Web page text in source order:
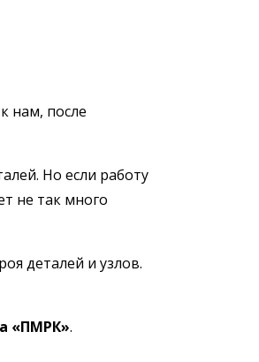
нам, после
Но если работу
не так много
деталей и узлов.
«ПМРК».